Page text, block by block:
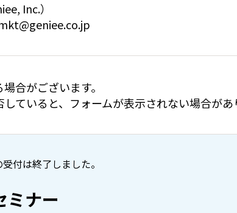
Inc.）
合がございます。
ていると、フォームが表示されない場合があ
付は終了しました。
ミナー